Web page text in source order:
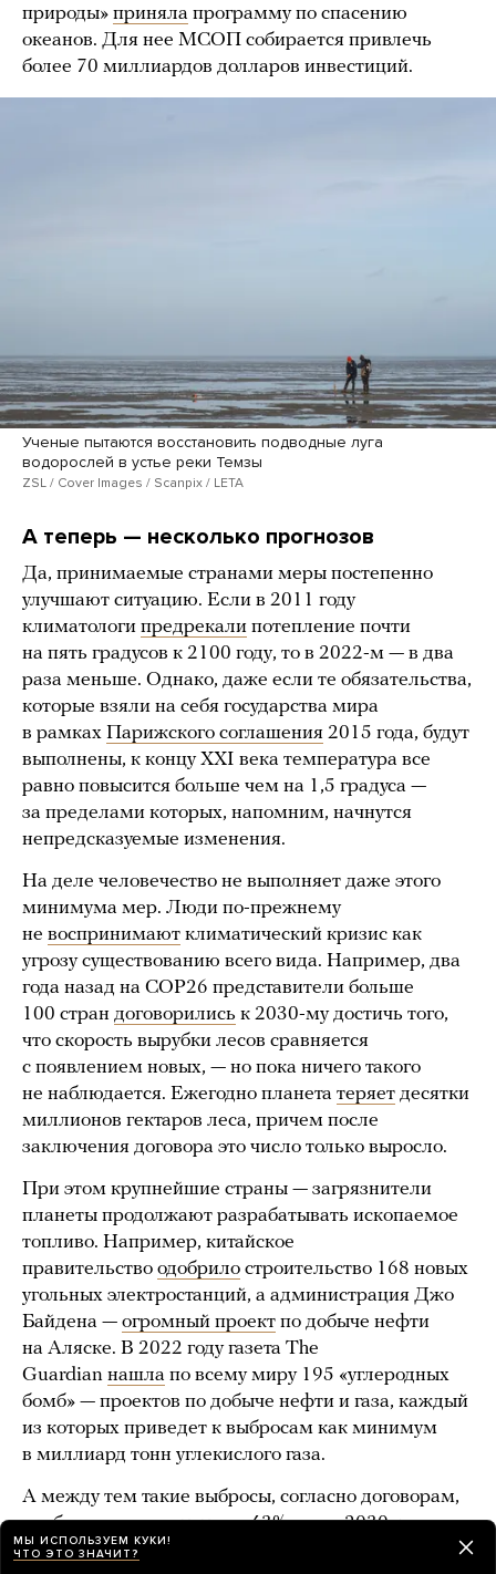
природы» приняла программу по спасению
океанов. Для нее МСОП собирается привлечь
более 70 миллиардов долларов инвестиций.
Ученые пытаются восстановить подводные луга
водорослей в устье реки Темзы
ZSL / Cover Images / Scanpix / LETA
А теперь — несколько прогнозов
Да, принимаемые странами меры постепенно
улучшают ситуацию. Если в 2011 году
климатологи предрекали потепление почти
на пять градусов к 2100 году, то в 2022-м — в два
раза меньше. Однако, даже если те обязательства,
которые взяли на себя государства мира
в рамках Парижского соглашения 2015 года, будут
выполнены, к концу XXI века температура все
равно повысится больше чем на 1,5 градуса —
за пределами которых, напомним, начнутся
непредсказуемые изменения.
На деле человечество не выполняет даже этого
минимума мер. Люди по-прежнему
не воспринимают климатический кризис как
угрозу существованию всего вида. Например, два
года назад на COP26 представители больше
100 стран договорились к 2030-му достичь того,
что скорость вырубки лесов сравняется
с появлением новых, — но пока ничего такого
не наблюдается. Ежегодно планета теряет десятки
миллионов гектаров леса, причем после
заключения договора это число только выросло.
При этом крупнейшие страны — загрязнители
планеты продолжают разрабатывать ископаемое
топливо. Например, китайское
правительство одобрило строительство 168 новых
угольных электростанций, а администрация Джо
Байдена — огромный проект по добыче нефти
на Аляске. В 2022 году газета The
Guardian нашла по всему миру 195 «углеродных
бомб» — проектов по добыче нефти и газа, каждый
из которых приведет к выбросам как минимум
в миллиард тонн углекислого газа.
А между тем такие выбросы, согласно договорам,
необходимо сократить на43%уже к 2030 году.
Но нынешними темпами они к этому времени
МЫ ИСПОЛЬЗУЕМ КУКИ!
ЧТО ЭТО ЗНАЧИТ?